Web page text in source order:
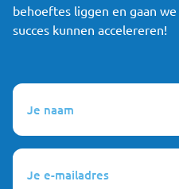
behoeftes liggen en gaan
succes kunnen accelereren!
Je
naam
(Vereist)
Je